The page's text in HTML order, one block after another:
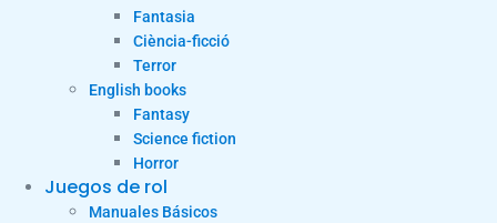
Fantasia
Ciència-ficció
Terror
English books
Fantasy
Science fiction
Horror
Juegos de rol
Manuales Básicos